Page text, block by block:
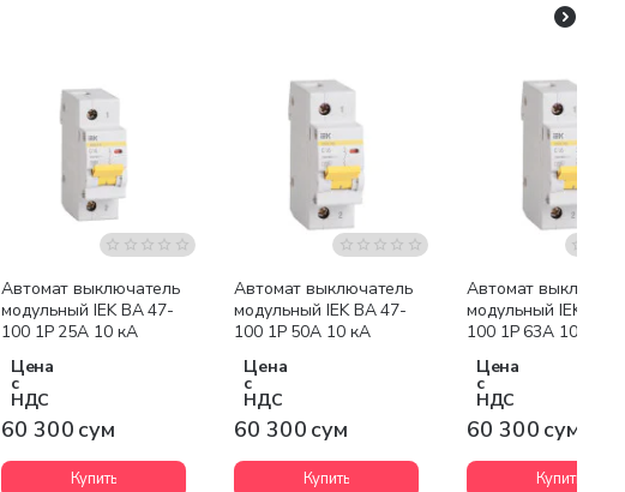
Автомат выключатель
модульный IEK ВА 47-
100 1P 25А 10 кА
Цена
с
НДС
60 300 сум
Купить
Автомат выключатель
модульный IEK ВА 47-
100 1P 50А 10 кА
Цена
с
НДС
60 300 сум
Купить
Автомат
модульный IEK ВА
100 1P 63А 10 кА
Цена
с
НДС
60 300 сум
Купить